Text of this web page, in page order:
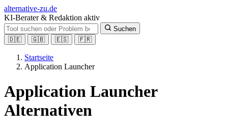
alternative-zu.de
KI-Berater & Redaktion aktiv
Suchen
🇩🇪
🇬🇧 🇪🇸 🇫🇷
Startseite
Application Launcher
Application Launcher
Alternativen